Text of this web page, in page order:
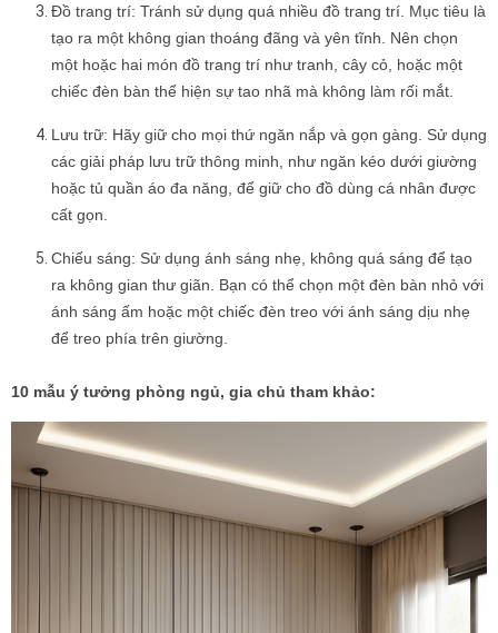
Đồ trang trí: Tránh sử dụng quá nhiều đồ trang trí. Mục tiêu là
tạo ra một không gian thoáng đãng và yên tĩnh. Nên chọn
một hoặc hai món đồ trang trí như tranh, cây cỏ, hoặc một
chiếc đèn bàn thể hiện sự tao nhã mà không làm rối mắt.
Lưu trữ: Hãy giữ cho mọi thứ ngăn nắp và gọn gàng. Sử dụng
các giải pháp lưu trữ thông minh, như ngăn kéo dưới giường
hoặc tủ quần áo đa năng, để giữ cho đồ dùng cá nhân được
cất gọn.
Chiếu sáng: Sử dụng ánh sáng nhẹ, không quá sáng để tạo
ra không gian thư giãn. Bạn có thể chọn một đèn bàn nhỏ với
ánh sáng ấm hoặc một chiếc đèn treo với ánh sáng dịu nhẹ
để treo phía trên giường.
10 mẫu ý tưởng phòng ngủ, gia chủ tham khảo: